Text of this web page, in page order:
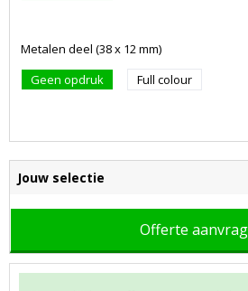
Metalen deel (38 x 12 mm)
Geen opdruk
Full colour
Jouw selectie
Offerte